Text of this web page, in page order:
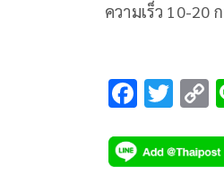
ความเร็ว 10-20
F
e
b
T
tt
er
p
y